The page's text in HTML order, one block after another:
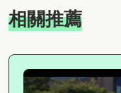
相關推薦